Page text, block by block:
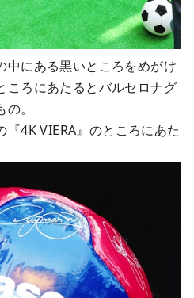
中にある黒いところをめがけ
ころにあたるとバルセロナグ
。
4K VIERA』のところにあた